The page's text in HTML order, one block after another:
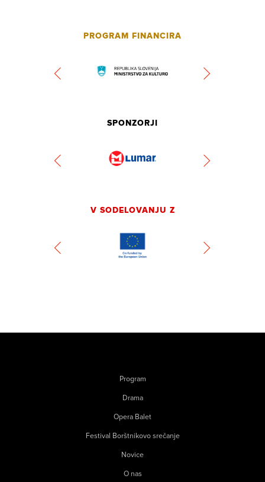
PROGRAM FINANCIRA
SPONZORJI
V SODELOVANJU Z
Program
Drama
Opera Balet
Festival Borštnikovo srečanje
Novice
O nas